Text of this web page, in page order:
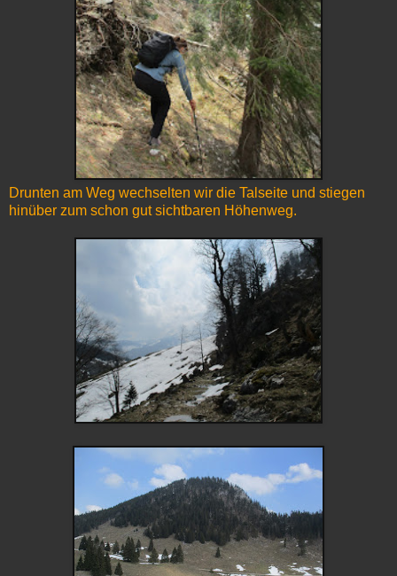
Drunten am Weg wechselten wir die Talseite und stiegen
hinüber zum schon gut sichtbaren Höhenweg.